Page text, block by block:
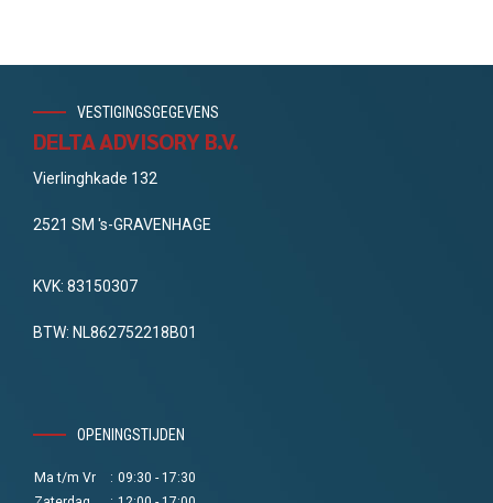
VESTIGINGSGEGEVENS
DELTA ADVISORY B.V.
Vierlinghkade 132
2521 SM 's-GRAVENHAGE
KVK: 83150307
BTW: NL862752218B01
OPENINGSTIJDEN
Ma t/m Vr : 09:30 - 17:30